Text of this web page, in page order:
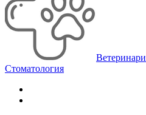
Стоматология